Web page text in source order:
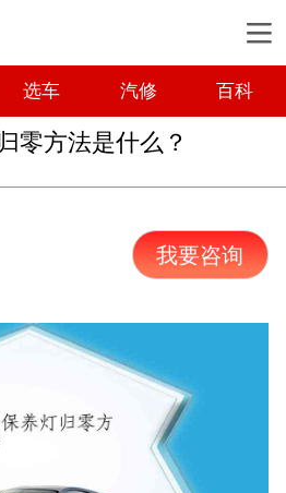
选车 汽修 百科
零方法是什么？
我要咨询